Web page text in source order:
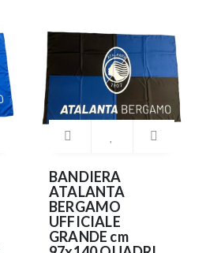
BANDIERA
ATALANTA
BERGAMO
UFFICIALE
GRANDE cm